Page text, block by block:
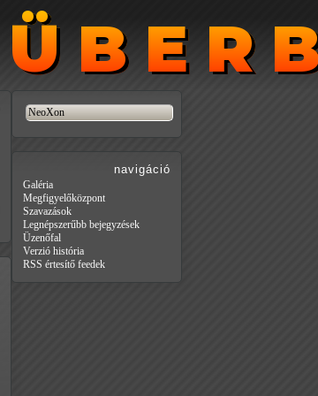
navigáció
Galéria
Megfigyelőközpont
Szavazások
Legnépszerűbb bejegyzések
Üzenőfal
Verzió história
RSS értesítő feedek